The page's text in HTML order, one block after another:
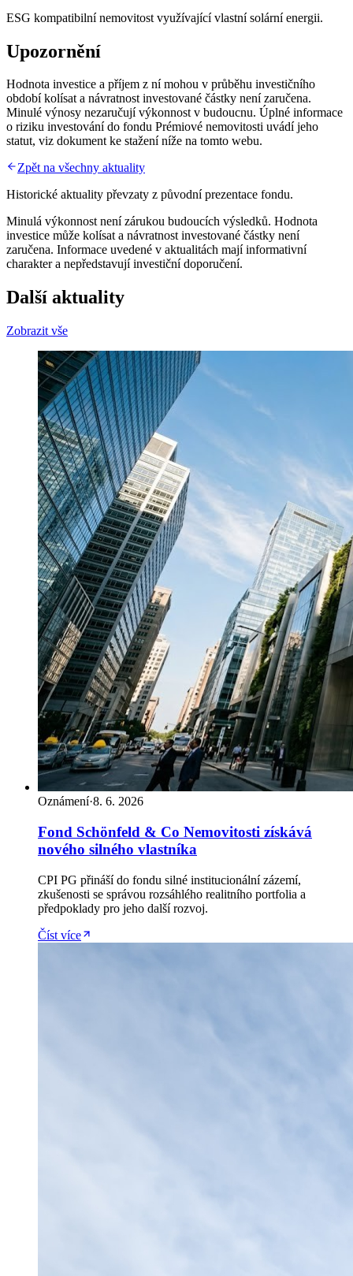
ESG kompatibilní nemovitost využívající vlastní solární energii.
Upozornění
Hodnota investice a příjem z ní mohou v průběhu investičního
období kolísat a návratnost investované částky není zaručena.
Minulé výnosy nezaručují výkonnost v budoucnu. Úplné informace
o riziku investování do fondu Prémiové nemovitosti uvádí jeho
statut, viz dokument ke stažení níže na tomto webu.
Zpět na všechny aktuality
Historické aktuality převzaty z původní prezentace fondu.
Minulá výkonnost není zárukou budoucích výsledků. Hodnota
investice může kolísat a návratnost investované částky není
zaručena. Informace uvedené v aktualitách mají informativní
charakter a nepředstavují investiční doporučení.
Další aktuality
Zobrazit vše
Oznámení·8. 6. 2026
Fond Schönfeld & Co Nemovitosti získává
nového silného vlastníka
CPI PG přináší do fondu silné institucionální zázemí,
zkušenosti se správou rozsáhlého realitního portfolia a
předpoklady pro jeho další rozvoj.
Číst více